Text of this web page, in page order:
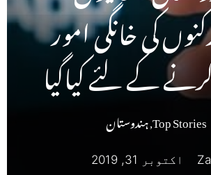
کی خانگی امور
کے لئے کیاگیا
Top Stories
,ہندوستان
اکتوبر 31, 2019